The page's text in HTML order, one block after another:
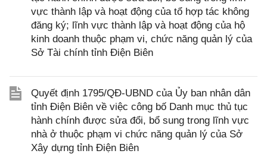
vực thành lập và hoạt động của tổ hợp tác không
đăng ký; lĩnh vực thành lập và hoạt động của hộ
kinh doanh thuộc phạm vi, chức năng quản lý của
Sở Tài chính tỉnh Điện Biên
Quyết định 1795/QĐ-UBND của Ủy ban nhân dân
tỉnh Điện Biên về việc công bố Danh mục thủ tục
hành chính được sửa đổi, bổ sung trong lĩnh vực
nhà ở thuộc phạm vi chức năng quản lý của Sở
Xây dựng tỉnh Điện Biên